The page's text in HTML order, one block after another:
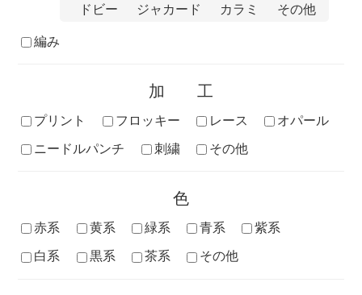
ドビー
ジャカード カラミ その他
編み
加工
プリント フロッキー レース
オパール
ニードルパンチ
刺繍 その他
色
赤系 黄系 緑系 青系
紫系
白系
黒系 茶系 その他